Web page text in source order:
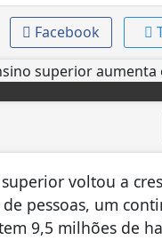
Facebook
voltou a
pessoas, um
9,5 milhões de